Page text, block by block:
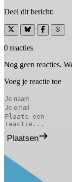
Deel dit bericht:
0 reacties
Nog geen reacties.
Voeg je reactie toe
Plaatsen